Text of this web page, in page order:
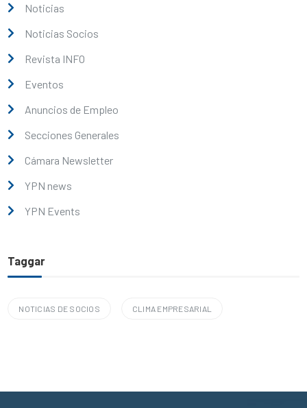
Noticias
Noticias Socios
Revista INFO
Eventos
Anuncios de Empleo
Secciones Generales
Cámara Newsletter
YPN news
YPN Events
Taggar
NOTICIAS DE SOCIOS CLIMA EMPRESARIAL